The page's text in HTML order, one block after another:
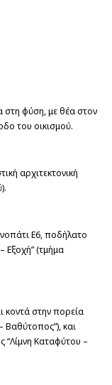
στη φύση, με θέα στον
του οικισμού.
αρχιτεκτονική
Ε6, ποδήλατο
Εξοχή” (τμήμα
κοντά στην πορεία
Βαθύτοπος”), και
“Λίμνη Καταφύτου –